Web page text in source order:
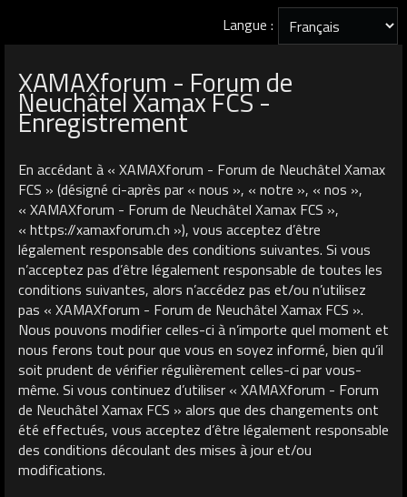
Langue :
XAMAXforum - Forum de
Neuchâtel Xamax FCS -
Enregistrement
En accédant à « XAMAXforum - Forum de Neuchâtel Xamax
FCS » (désigné ci-après par « nous », « notre », « nos »,
« XAMAXforum - Forum de Neuchâtel Xamax FCS »,
« https://xamaxforum.ch »), vous acceptez d’être
légalement responsable des conditions suivantes. Si vous
n’acceptez pas d’être légalement responsable de toutes les
conditions suivantes, alors n’accédez pas et/ou n’utilisez
pas « XAMAXforum - Forum de Neuchâtel Xamax FCS ».
Nous pouvons modifier celles-ci à n’importe quel moment et
nous ferons tout pour que vous en soyez informé, bien qu’il
soit prudent de vérifier régulièrement celles-ci par vous-
même. Si vous continuez d’utiliser « XAMAXforum - Forum
de Neuchâtel Xamax FCS » alors que des changements ont
été effectués, vous acceptez d’être légalement responsable
des conditions découlant des mises à jour et/ou
modifications.